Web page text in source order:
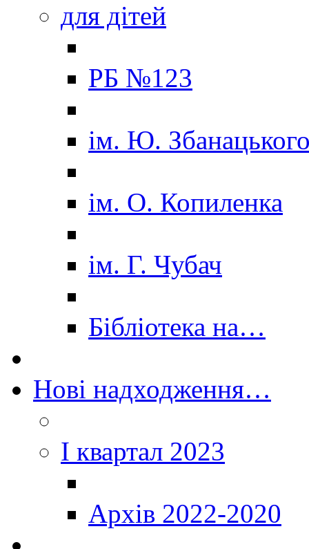
для дітей
РБ №123
ім. Ю.
ім. О. Копиленка
ім. Г. Чубач
Бібліотека на…
Нові надходження…
I квартал 2023
Архів 2022-2020